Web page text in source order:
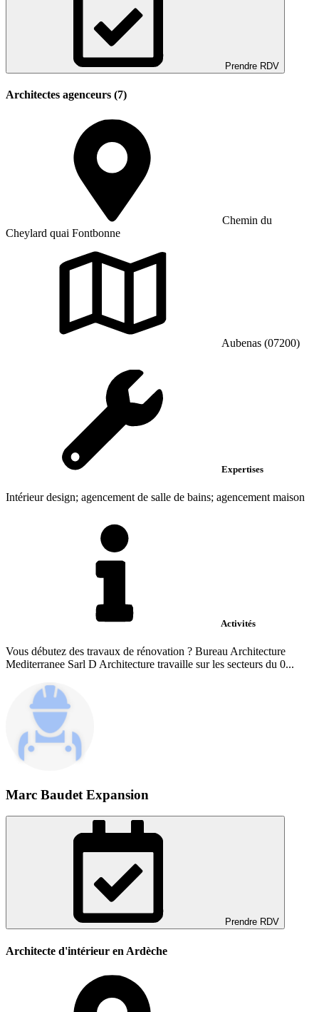
Prendre RDV
Architectes agenceurs (7)
Chemin du
Cheylard quai Fontbonne
Aubenas (07200)
Expertises
Intérieur design; agencement de salle de bains; agencement maison
Activités
Vous débutez des travaux de rénovation ? Bureau Architecture
Mediterranee Sarl D Architecture travaille sur les secteurs du 0...
Marc Baudet Expansion
Prendre RDV
Architecte d'intérieur en Ardèche